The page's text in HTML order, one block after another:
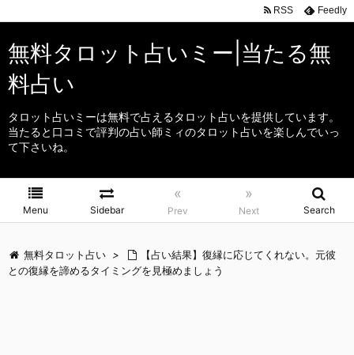
無料タロット占いミー|当たる無
料占い
タロット占いミーは無料で占えるタロット占いを提供しています。
当たると口コミで評判の占い師ミィのタロット占いを楽しんでいっ
て下さいね。
Menu Sidebar
«
Prev
»
Next Search
RSS Feedly
無料タロット占い >
【占い結果】復縁に応じてくれない。元彼
との復縁を諦めるタイミングを見極めましょう